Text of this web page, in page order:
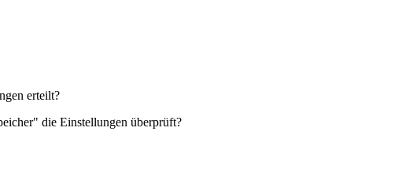
erteilt?
die Einstellungen überprüft?